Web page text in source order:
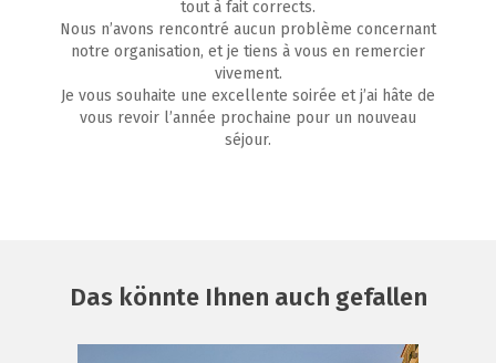
tout à fait corrects.
Nous n’avons rencontré aucun problème concernant
notre organisation, et je tiens à vous en remercier
vivement.
Je vous souhaite une excellente soirée et j’ai hâte de
vous revoir l’année prochaine pour un nouveau
séjour.
Das könnte Ihnen auch gefallen